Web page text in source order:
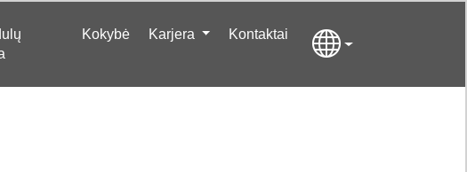
Kokybė Karjera Kontaktai